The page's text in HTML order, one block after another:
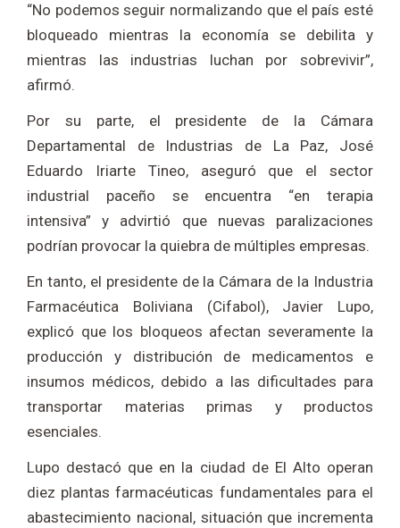
“No podemos seguir normalizando que el país esté
bloqueado mientras la economía se debilita y
mientras las industrias luchan por sobrevivir”,
afirmó.
Por su parte, el presidente de la Cámara
Departamental de Industrias de La Paz, José
Eduardo Iriarte Tineo, aseguró que el sector
industrial paceño se encuentra “en terapia
intensiva” y advirtió que nuevas paralizaciones
podrían provocar la quiebra de múltiples empresas.
En tanto, el presidente de la Cámara de la Industria
Farmacéutica Boliviana (Cifabol), Javier Lupo,
explicó que los bloqueos afectan severamente la
producción y distribución de medicamentos e
insumos médicos, debido a las dificultades para
transportar materias primas y productos
esenciales.
Lupo destacó que en la ciudad de El Alto operan
diez plantas farmacéuticas fundamentales para el
abastecimiento nacional, situación que incrementa